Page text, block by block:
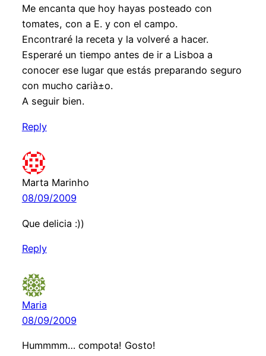
Me encanta que hoy hayas posteado con
tomates, con a E. y con el campo.
Encontraré la receta y la volveré a hacer.
Esperaré un tiempo antes de ir a Lisboa a
conocer ese lugar que estás preparando seguro
con mucho carià±o.
A seguir bien.
Reply
Marta Marinho
08/09/2009
Que delicia :))
Reply
Maria
08/09/2009
Hummmm… compota! Gosto!